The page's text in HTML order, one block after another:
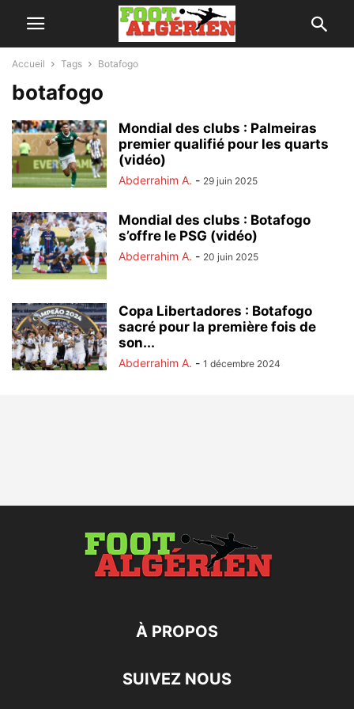
Accueil Tags Botafogo
botafogo
Mondial des clubs : Palmeiras
premier qualifié pour les quarts
(vidéo)
Abderrahim A. - 29 juin 2025
Mondial des clubs : Botafogo
s’offre le PSG (vidéo)
Abderrahim A. - 20 juin 2025
Copa Libertadores : Botafogo
sacré pour la première fois de
son...
Abderrahim A. - 1 décembre 2024
À PROPOS
SUIVEZ NOUS